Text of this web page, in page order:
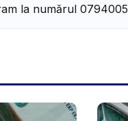
la numărul